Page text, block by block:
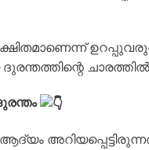
ചാരത്തിൽ
ആദ്യം